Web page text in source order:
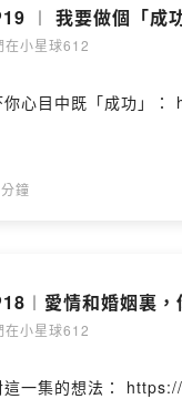
︱ 我要做個「成
在小星球612
你心目中既「成功」
鐘
愛情和婚姻裏
在小星球612
這一集的想法：